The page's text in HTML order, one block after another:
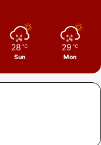
28 ℃
Sun
29 ℃
Mon